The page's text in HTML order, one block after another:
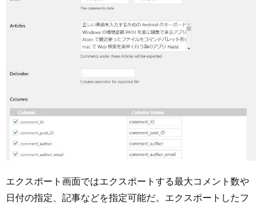
エクスポート画面ではエクスポートする最大コメント数や
日付の指定、記事などを指定可能だ。エクスポートしたフ